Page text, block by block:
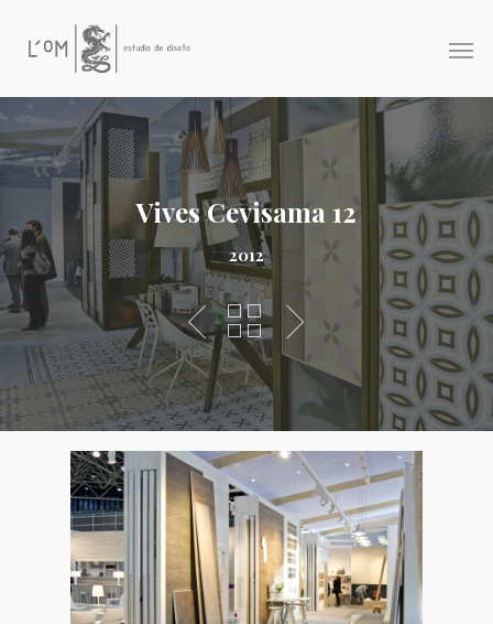
Vives Cevisama 12
2012